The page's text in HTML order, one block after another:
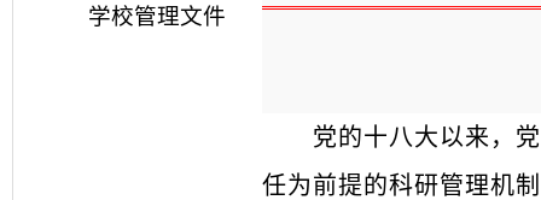
党的十八大以来，
任为前提的科研管理机
学校管理文件